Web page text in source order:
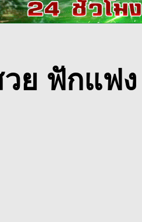
วย ฟักแฟ